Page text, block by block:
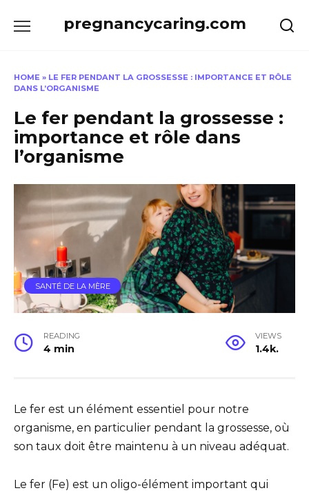
pregnancycaring.com
HOME » LE FER PENDANT LA GROSSESSE : IMPORTANCE ET RÔLE
DANS L’ORGANISME
Le fer pendant la grossesse :
importance et rôle dans
l’organisme
SANTÉ DE LA MÈRE
READING
4 min
VIEWS
1.4k.
Le fer est un élément essentiel pour notre
organisme, en particulier pendant la grossesse, où
son taux doit être maintenu à un niveau adéquat.
Le fer (Fe) est un oligo-élément important qui